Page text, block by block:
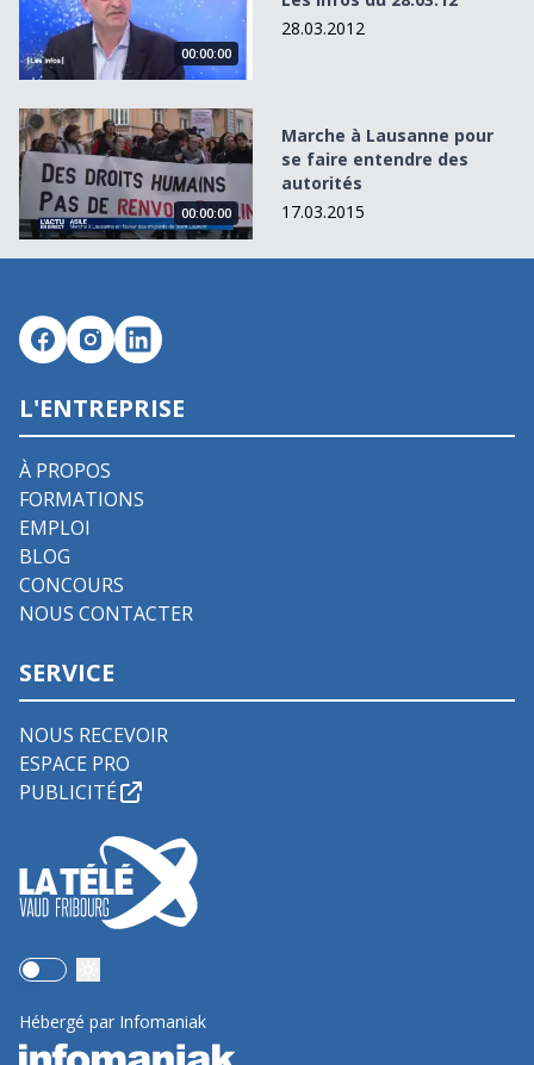
00:00:00
28.03.2012
Marche à Lausanne pour se faire entendre des autorités
00:00:00
Marche à Lausanne pour
se faire entendre des
autorités
17.03.2015
L'ENTREPRISE
À PROPOS
FORMATIONS
EMPLOI
BLOG
CONCOURS
NOUS CONTACTER
SERVICE
NOUS RECEVOIR
ESPACE PRO
PUBLICITÉ
Use setting
Hébergé par Infomaniak